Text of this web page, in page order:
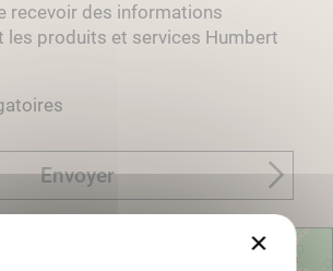
recevoir des informations
les produits et services Humbert
Envoyer
×